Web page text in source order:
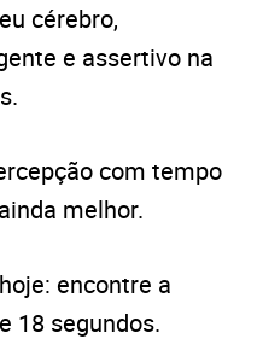
cérebro,
e assertivo na
com tempo
melhor.
encontre a
18 segundos.